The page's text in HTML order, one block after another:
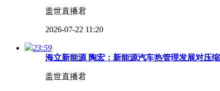
盖世直播君
2026-07-22 11:20
23:59
海立新能源 陶宏：新能源汽车热管理发展对压
盖世直播君